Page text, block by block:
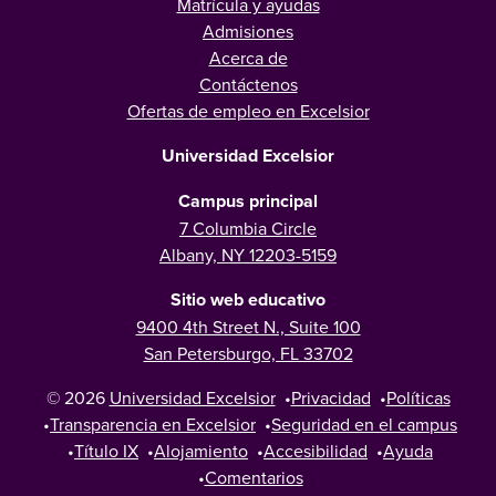
Admisiones
Acerca de
Contáctenos
Ofertas de empleo en Excelsior
Universidad Excelsior
Campus principal
7 Columbia Circle
Albany, NY 12203-5159
Sitio web educativo
9400 4th Street N., Suite 100
San Petersburgo, FL 33702
© 2026 Universidad Excelsior •Privacidad •Políticas
•Transparencia en Excelsior •Seguridad en el campus
•Título IX •Alojamiento •Accesibilidad •Ayuda
•Comentarios